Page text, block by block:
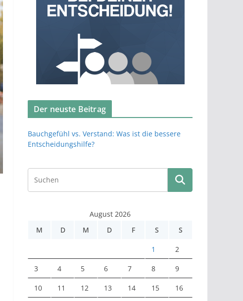
Der neuste Beitrag
Bauchgefühl vs. Verstand: Was ist die bessere
Entscheidungshilfe?
August 2026
M
D M D F S S
1 2
3 4 5 6 7 8 9
10 11 12 13 14 15 16